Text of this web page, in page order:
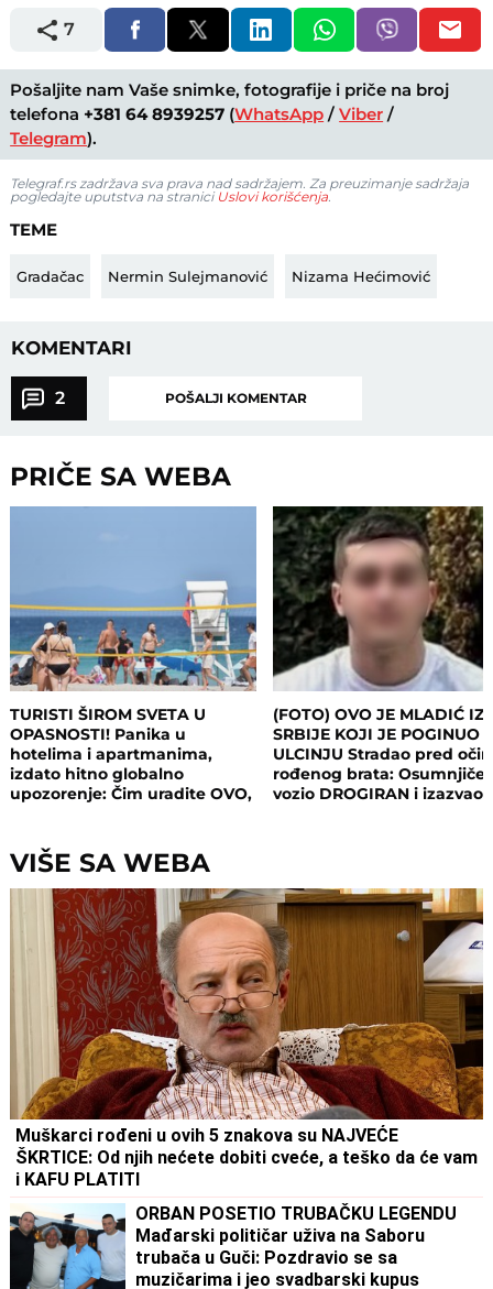
7
Pošaljite nam Vaše snimke, fotografije i priče na broj
telefona +381 64 8939257 (WhatsApp /Viber /
Telegram).
Telegraf.rs zadržava sva prava nad sadržajem. Za preuzimanje sadržaja
pogledajte uputstva na stranici Uslovi korišćenja.
TEME
Gradačac Nermin Sulejmanović Nizama Hećimović
KOMENTARI
2 POŠALJI KOMENTAR
PRIČE SA WEBA
TURISTI ŠIROM SVETA U
OPASNOSTI! Panika u
hotelima i apartmanima,
izdato hitno globalno
upozorenje: Čim uradite OVO,
(FOTO) OVO JE MLADIĆ IZ
SRBIJE KOJI JE POGINUO
ULCINJU Stradao pred
rođenog brata:
vozio DROGIRAN i izazvao
VIŠE SA WEBA
Muškarci rođeni u ovih 5 znakova su NAJVEĆE
ŠKRTICE: Od njih nećete dobiti cveće, a teško da će vam
i KAFU PLATITI
ORBAN POSETIO TRUBAČKU LEGENDU
Mađarski političar uživa na Saboru
trubača u Guči: Pozdravio se sa
muzičarima i jeo svadbarski kupus